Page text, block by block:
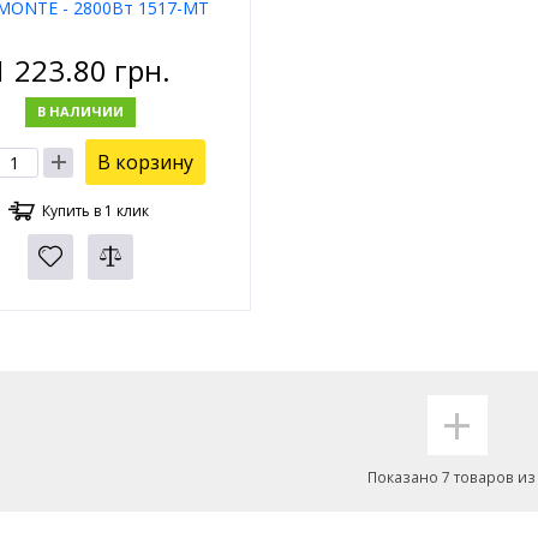
- 2800Вт 1517-MT
223.80 грн.
В НАЛИЧИИ
В корзину
Купить в 1 клик
+
Показано 7 товаров из